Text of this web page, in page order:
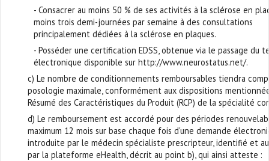
- Consacrer au moins 50 % de ses activités à la sclérose en
moins trois demi-journées par semaine à des consultations
principalement dédiées à la sclérose en plaques.
- Posséder une certification EDSS, obtenue via le passage du
électronique disponible sur http://www.neurostatus.net/.
c) Le nombre de conditionnements remboursables tiendra
posologie maximale, conformément aux dispositions
Résumé des Caractéristiques du Produit (RCP) de la spécialité
d) Le remboursement est accordé pour des périodes
maximum 12 mois sur base chaque fois d'une demande
introduite par le médecin spécialiste prescripteur, identifié et
par la plateforme eHealth, décrit au point b), qui ainsi atteste :